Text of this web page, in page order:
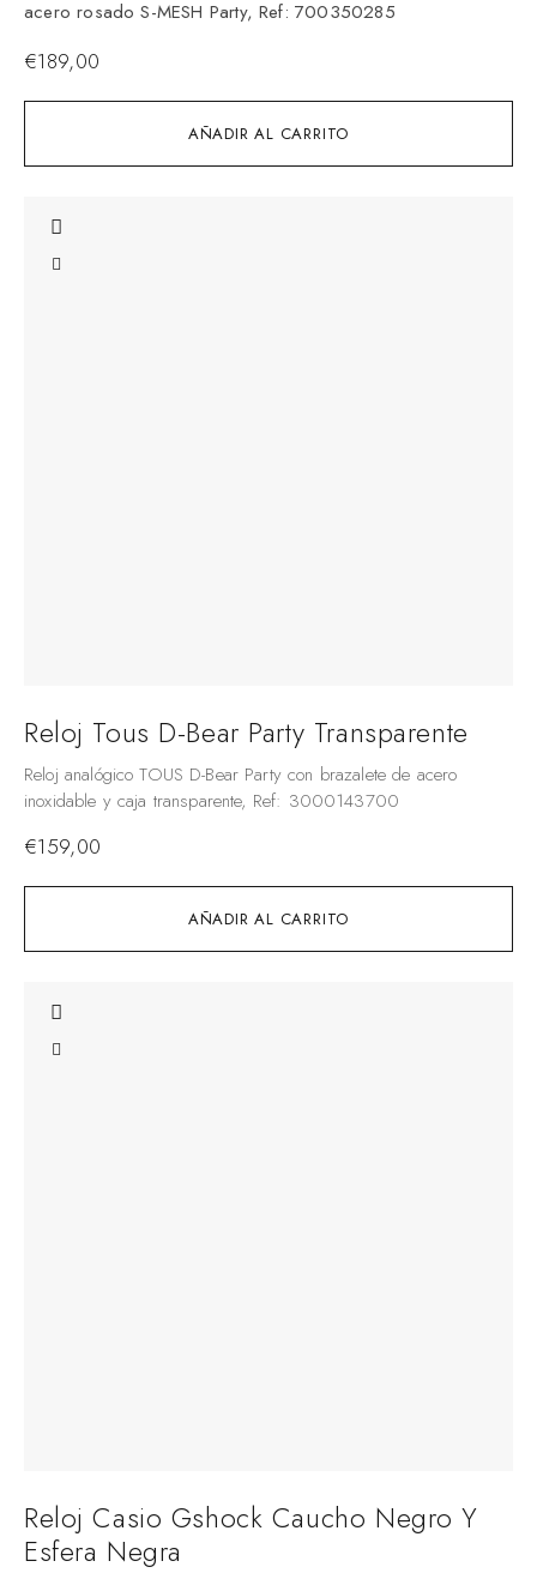
AÑADIR AL CARRITO
acero rosado S-MESH Party, Ref: 700350285
€189,00
AÑADIR AL CARRITO
Reloj Tous D-Bear Party Transparente
Reloj analógico TOUS D-Bear Party con brazalete de acero
inoxidable y caja transparente, Ref: 3000143700
€159,00
Reloj Casio Gshock Caucho Negro Y
Esfera Negra